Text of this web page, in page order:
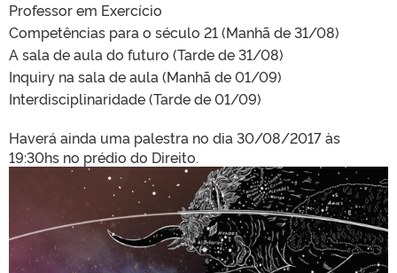
Professor em Exercício
Competências para o século 21 (Manhã de 31/08)
A sala de aula do futuro (Tarde de 31/08)
Inquiry na sala de aula (Manhã de 01/09)
Interdisciplinaridade (Tarde de 01/09)
Haverá ainda uma palestra no dia 30/08/2017 às
19:30hs no prédio do Direito.